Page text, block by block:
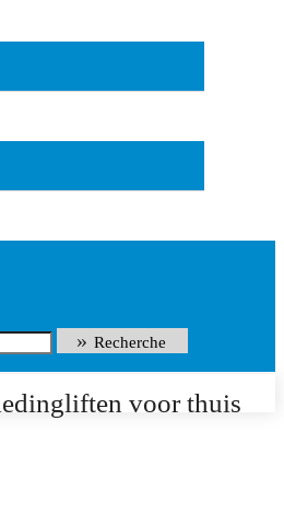
Recherche
voor thuis